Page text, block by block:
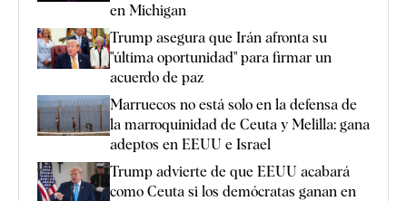
en Michigan
Trump asegura que Irán afronta su
"última oportunidad" para firmar un
acuerdo de paz
Marruecos no está solo en la defensa de
la marroquinidad de Ceuta y Melilla: gana
adeptos en EEUU e Israel
Trump advierte de que EEUU acabará
como Ceuta si los demócratas ganan en